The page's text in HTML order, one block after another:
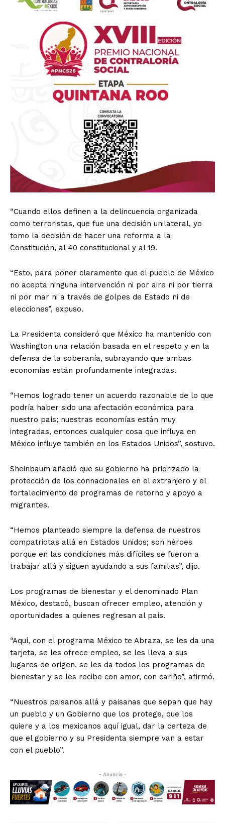
“Cuando ellos definen a la delincuencia organizada
como terroristas, que fue una decisión unilateral, yo
tomo la decisión de hacer una reforma a la
Constitución, al 40 constitucional y al 19.
“Esto, para poner claramente que el pueblo de México
no acepta ninguna intervención ni por aire ni por tierra
ni por mar ni a través de golpes de Estado ni de
elecciones”, expuso.
La Presidenta consideró que México ha mantenido con
Washington una relación basada en el respeto y en la
defensa de la soberanía, subrayando que ambas
economías están profundamente integradas.
“Hemos logrado tener un acuerdo razonable de lo que
podría haber sido una afectación económica para
nuestro país; nuestras economías están muy
integradas, entonces cualquier cosa que influya en
México influye también en los Estados Unidos”, sostuvo.
Sheinbaum añadió que su gobierno ha priorizado la
protección de los connacionales en el extranjero y el
fortalecimiento de programas de retorno y apoyo a
migrantes.
“Hemos planteado siempre la defensa de nuestros
compatriotas allá en Estados Unidos; son héroes
porque en las condiciones más difíciles se fueron a
trabajar allá y siguen ayudando a sus familias”, dijo.
Los programas de bienestar y el denominado Plan
México, destacó, buscan ofrecer empleo, atención y
oportunidades a quienes regresan al país.
“Aquí, con el programa México te Abraza, se les da una
tarjeta, se les ofrece empleo, se les lleva a sus
lugares de origen, se les da todos los programas de
bienestar y se les recibe con amor, con cariño”, afirmó.
“Nuestros paisanos allá y paisanas que sepan que hay
un pueblo y un Gobierno que los protege, que los
quiere y a los mexicanos aquí igual, dar la certeza de
que el gobierno y su Presidenta siempre van a estar
con el pueblo”.
- Anuncio -